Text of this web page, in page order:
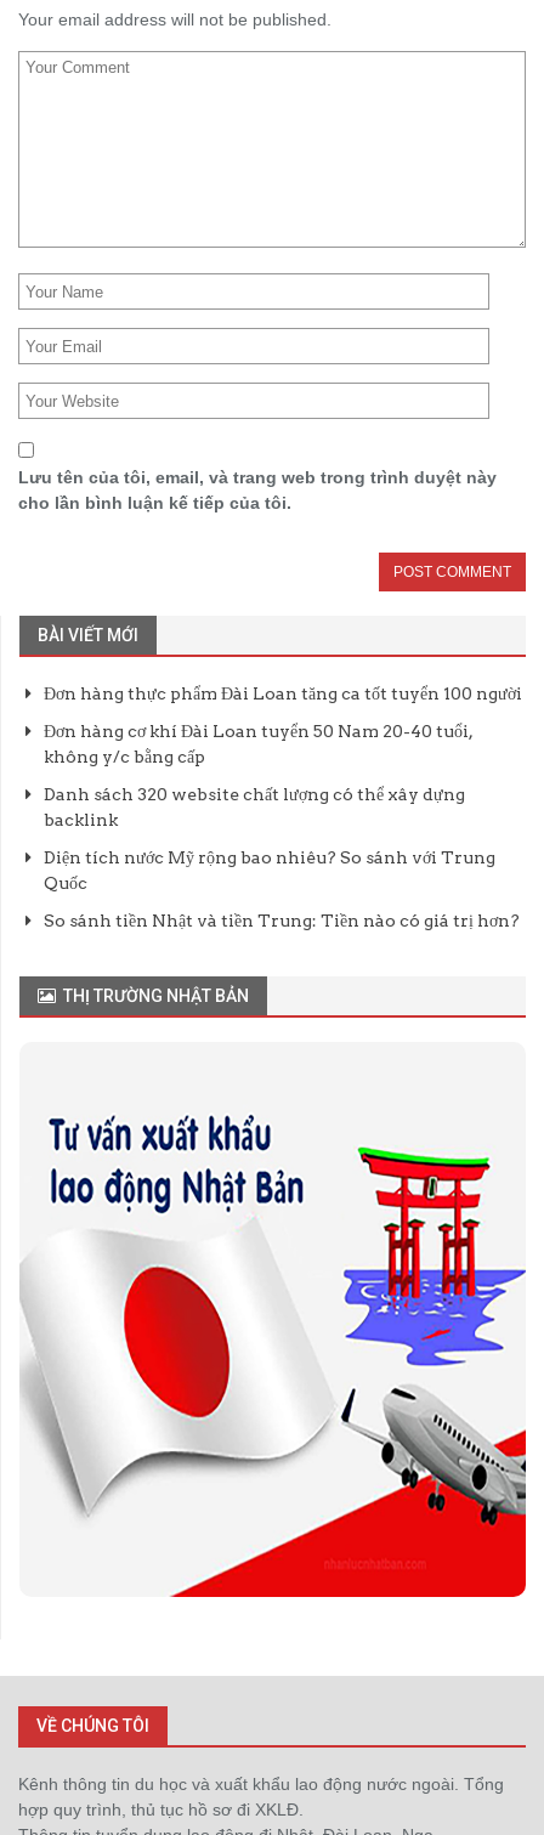
Your email address will not be published.
Lưu tên của tôi, email, và trang web trong trình duyệt này
cho lần bình luận kế tiếp của tôi.
BÀI VIẾT MỚI
Đơn hàng thực phẩm Đài Loan tăng ca tốt tuyển 100 người
Đơn hàng cơ khí Đài Loan tuyển 50 Nam 20-40 tuổi,
không y/c bằng cấp
Danh sách 320 website chất lượng có thể xây dựng
backlink
Diện tích nước Mỹ rộng bao nhiêu? So sánh với Trung
Quốc
So sánh tiền Nhật và tiền Trung: Tiền nào có giá trị hơn?
THỊ TRƯỜNG NHẬT BẢN
VỀ CHÚNG TÔI
Kênh thông tin du học và xuất khẩu lao động nước ngoài. Tổng
hợp quy trình, thủ tục hồ sơ đi XKLĐ.